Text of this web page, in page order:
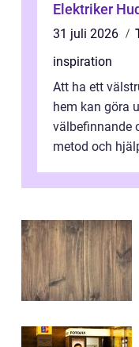
Elektriker
31 juli 2026
inspiration
Att ha ett
hem kan göra
välbefinnande
metod och